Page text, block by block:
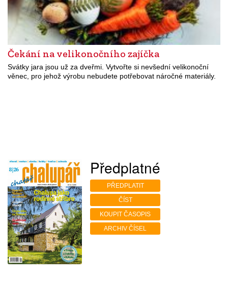
Čekání na velikonočního zajíčka
Svátky jara jsou už za dveřmi. Vytvořte si nevšední velikonoční
věnec, pro jehož výrobu nebudete potřebovat náročné materiály.
Předplatné
PŘEDPLATIT
ČÍST
KOUPIT ČASOPIS
ARCHIV ČÍSEL